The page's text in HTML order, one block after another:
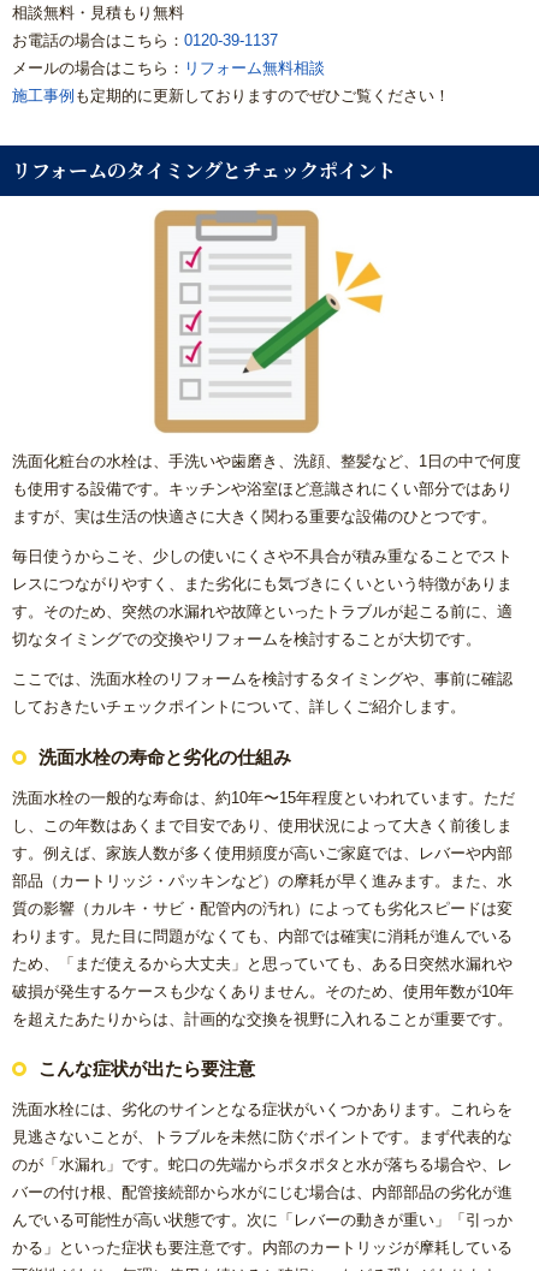
相談無料・見積もり無料
お電話の場合はこちら： 0120-39-1137
メールの場合はこちら： リフォーム無料相談
施工事例 も定期的に更新しておりますのでぜひご覧ください！
リフォームのタイミングとチェックポイント
洗面化粧台の水栓は、手洗いや歯磨き、洗顔、整髪など、1日の中で何度
も使用する設備です。キッチンや浴室ほど意識されにくい部分ではあり
ますが、実は生活の快適さに大きく関わる重要な設備のひとつです。
毎日使うからこそ、少しの使いにくさや不具合が積み重なることでスト
レスにつながりやすく、また劣化にも気づきにくいという特徴がありま
す。そのため、突然の水漏れや故障といったトラブルが起こる前に、適
切なタイミングでの交換やリフォームを検討することが大切です。
ここでは、洗面水栓のリフォームを検討するタイミングや、事前に確認
しておきたいチェックポイントについて、詳しくご紹介します。
洗面水栓の寿命と劣化の仕組み
洗面水栓の一般的な寿命は、約10年〜15年程度といわれています。ただ
し、この年数はあくまで目安であり、使用状況によって大きく前後しま
す。例えば、家族人数が多く使用頻度が高いご家庭では、レバーや内部
部品（カートリッジ・パッキンなど）の摩耗が早く進みます。また、水
質の影響（カルキ・サビ・配管内の汚れ）によっても劣化スピードは変
わります。見た目に問題がなくても、内部では確実に消耗が進んでいる
ため、「まだ使えるから大丈夫」と思っていても、ある日突然水漏れや
破損が発生するケースも少なくありません。そのため、使用年数が10年
を超えたあたりからは、計画的な交換を視野に入れることが重要です。
こんな症状が出たら要注意
洗面水栓には、劣化のサインとなる症状がいくつかあります。これらを
見逃さないことが、トラブルを未然に防ぐポイントです。まず代表的な
のが「水漏れ」です。蛇口の先端からポタポタと水が落ちる場合や、レ
バーの付け根、配管接続部から水がにじむ場合は、内部部品の劣化が進
んでいる可能性が高い状態です。次に「レバーの動きが重い」「引っか
かる」といった症状も要注意です。内部のカートリッジが摩耗している